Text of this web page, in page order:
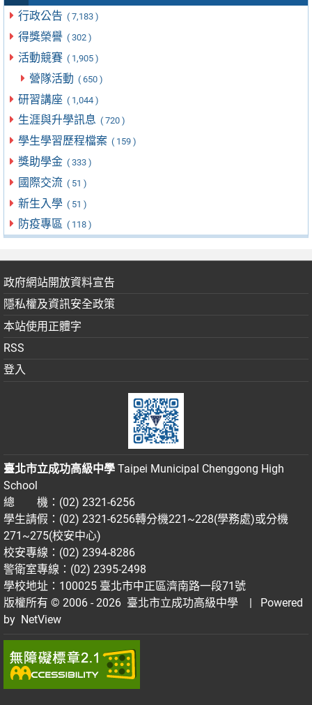
行政公告 ( 7,183 )
得獎榮譽 ( 302 )
活動競賽 ( 1,905 )
營隊活動 ( 650 )
研習講座 ( 1,044 )
生涯與升學訊息 ( 720 )
學生學習歷程檔案 ( 159 )
獎助學金 ( 333 )
國際交流 ( 51 )
新生入學 ( 51 )
防疫專區 ( 118 )
政府網站開放資料宣告
隱私權及資訊安全政策
本站使用正體字
RSS
登入
臺北市立成功高級中學 Taipei Municipal Chenggong High
School
總 機：(02) 2321-6256
學生請假：(02) 2321-6256轉分機221~228(學務處)或分機
271~275(校安中心)
校安專線：(02) 2394-8286
警衛室專線：(02) 2395-2498
學校地址：100025 臺北市中正區濟南路一段71號
版權所有 © 2006 - 2026 臺北市立成功高級中學
| Powered
by NetView